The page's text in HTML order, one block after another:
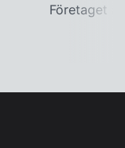
Företaget